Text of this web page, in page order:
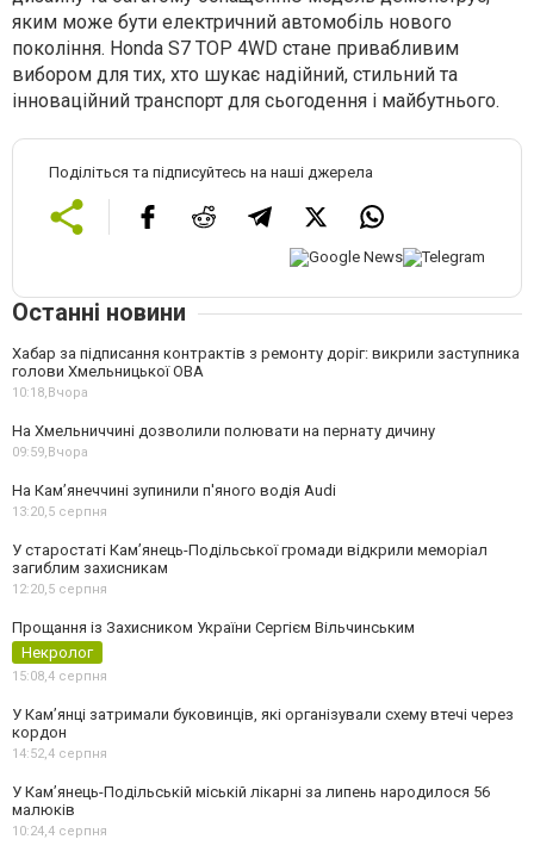
яким може бути електричний автомобіль нового
покоління. Honda S7 TOP 4WD стане привабливим
вибором для тих, хто шукає надійний, стильний та
інноваційний транспорт для сьогодення і майбутнього.
Поділіться та підписуйтесь на наші джерела
Останні новини
Хабар за підписання контрактів з ремонту доріг: викрили заступника
голови Хмельницької ОВА
10:18,Вчора
На Хмельниччині дозволили полювати на пернату дичину
09:59,Вчора
На Камʼянеччині зупинили п'яного водія Audi
13:20,5 серпня
У старостаті Кам’янець-Подільської громади відкрили меморіал
загиблим захисникам
12:20,5 серпня
Прощання із Захисником України Сергієм Вільчинським
Некролог
15:08,4 серпня
У Кам’янці затримали буковинців, які організували схему втечі через
кордон
14:52,4 серпня
У Кам’янець-Подільській міській лікарні за липень народилося 56
малюків
10:24,4 серпня